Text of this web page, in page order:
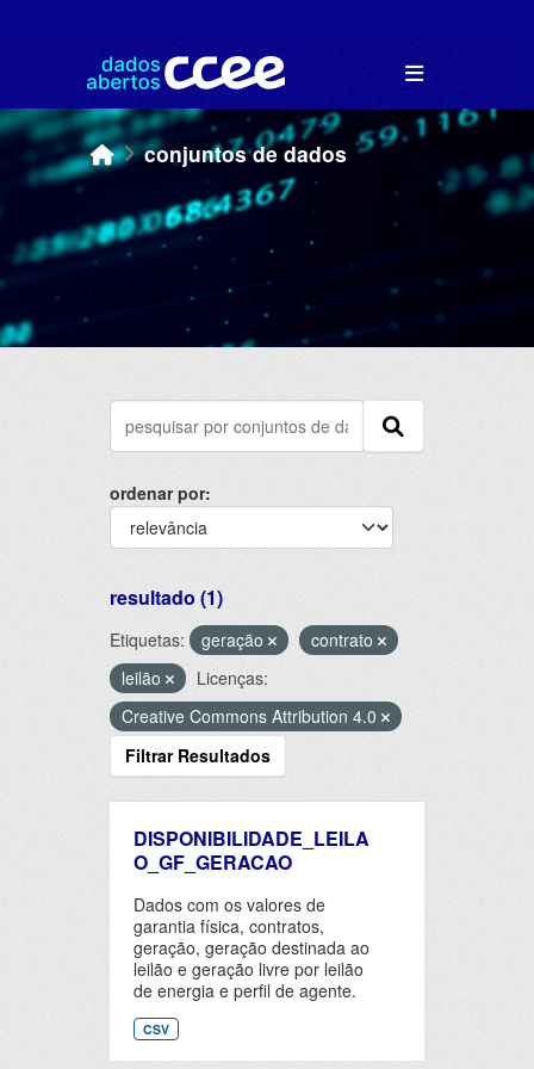
conjuntos de dados
ordenar por
resultado (1)
Etiquetas: geração
contrato
leilão
Licenças:
Creative Commons Attribution 4.0
Filtrar Resultados
DISPONIBILIDADE_LEILA
O_GF_GERACAO
Dados com os valores de
garantia física, contratos,
geração, geração destinada ao
leilão e geração livre por leilão
de energia e perfil de agente.
CSV